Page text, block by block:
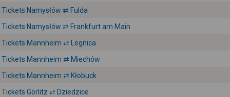
Tickets Namysłów ⇄ Fulda
Tickets Namysłów ⇄ Frankfurt am Main
Tickets Mannheim ⇄ Legnica
Tickets Mannheim ⇄ Miechów
Tickets Mannheim ⇄ Kłobuck
Tickets Görlitz ⇄ Dziedzice